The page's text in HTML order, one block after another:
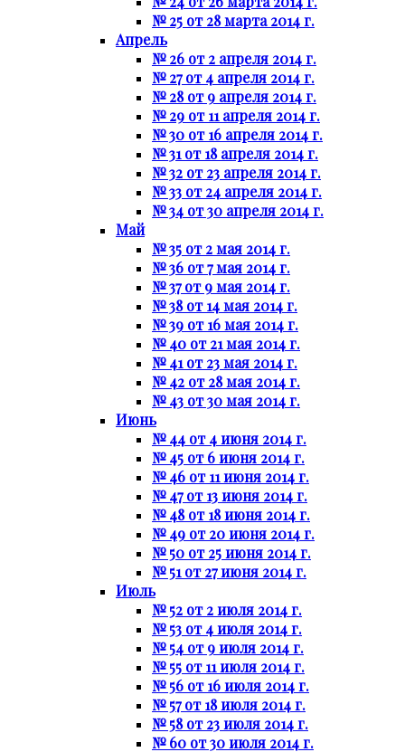
№ 25 от 28 марта 2014 г.
Апрель
№ 26 от 2 апреля 2014 г.
№ 27 от 4 апреля 2014 г.
№ 28 от 9 апреля 2014 г.
№ 29 от 11 апреля 2014 г.
№ 30 от 16 апреля 2014 г.
№ 31 от 18 апреля 2014 г.
№ 32 от 23 апреля 2014 г.
№ 33 от 24 апреля 2014 г.
№ 34 от 30 апреля 2014 г.
Май
№ 35 от 2 мая 2014 г.
№ 36 от 7 мая 2014 г.
№ 37 от 9 мая 2014 г.
№ 38 от 14 мая 2014 г.
№ 39 от 16 мая 2014 г.
№ 40 от 21 мая 2014 г.
№ 41 от 23 мая 2014 г.
№ 42 от 28 мая 2014 г.
№ 43 от 30 мая 2014 г.
Июнь
№ 44 от 4 июня 2014 г.
№ 45 от 6 июня 2014 г.
№ 46 от 11 июня 2014 г.
№ 47 от 13 июня 2014 г.
№ 48 от 18 июня 2014 г.
№ 49 от 20 июня 2014 г.
№ 50 от 25 июня 2014 г.
№ 51 от 27 июня 2014 г.
Июль
№ 52 от 2 июля 2014 г.
№ 53 от 4 июля 2014 г.
№ 54 от 9 июля 2014 г.
№ 55 от 11 июля 2014 г.
№ 56 от 16 июля 2014 г.
№ 57 от 18 июля 2014 г.
№ 58 от 23 июля 2014 г.
№ 60 от 30 июля 2014 г.